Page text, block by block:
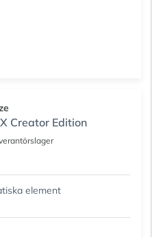
Creator Edition
element